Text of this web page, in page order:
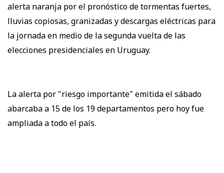
alerta naranja por el pronóstico de tormentas fuertes,
lluvias copiosas, granizadas y descargas eléctricas para
la jornada en medio de la segunda vuelta de las
elecciones presidenciales en Uruguay.
La alerta por "riesgo importante" emitida el sábado
abarcaba a 15 de los 19 departamentos pero hoy fue
ampliada a todo el país.